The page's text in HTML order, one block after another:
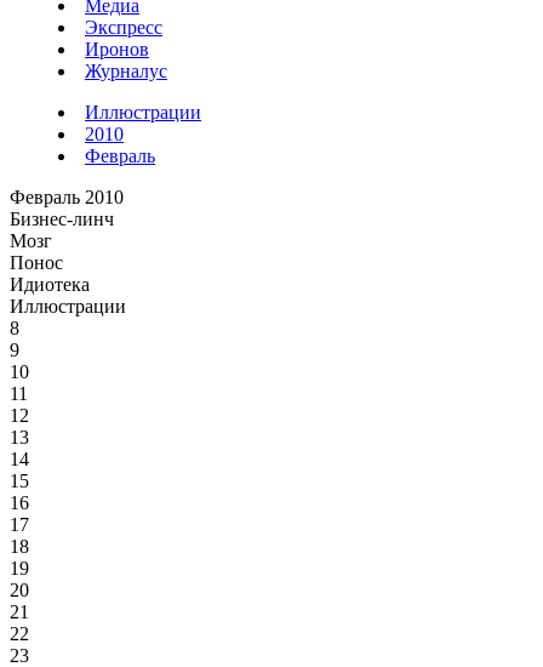
Медиа
Экспресс
Иронов
Журналус
Иллюстрации
2010
Февраль
Февраль 2010
Бизнес-линч
Мозг
Понос
Идиотека
Иллюстрации
8
9
10
11
12
13
14
15
16
17
18
19
20
21
22
23